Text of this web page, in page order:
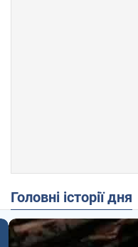
Головні історії дня